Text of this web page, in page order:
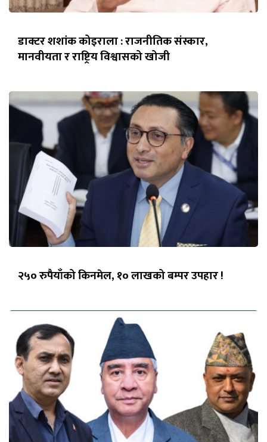
डाक्टर शशांक कोइराला : राजनीतिक संस्कार,
मानवीयता र राष्ट्रिय विश्वासको खोजी
२५० रुपैयाँको किनमेल, १० लाखको बम्पर उपहार !